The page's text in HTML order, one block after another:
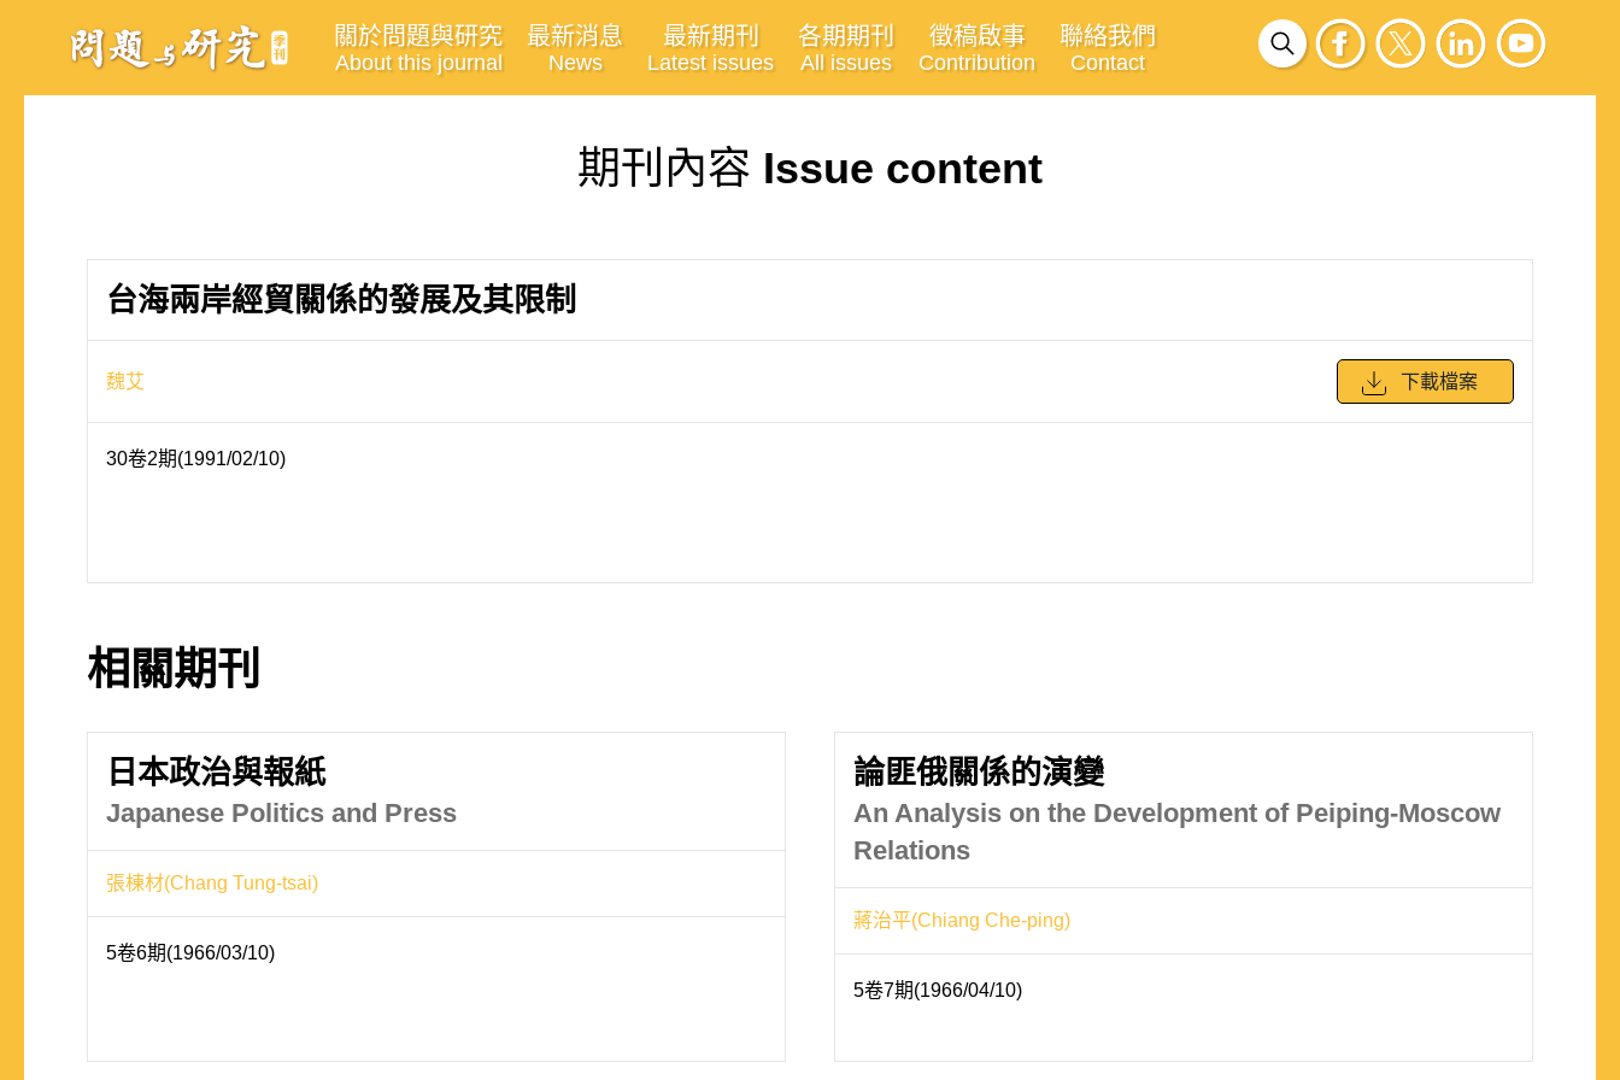
關於問題與研究
About this journal
最新消息
News
最新期刊
Latest issues
各期期刊
All issues
徵稿啟事
Contribution
聯絡我們
Contact
期刊內容 Issue content
台海兩岸經貿關係的發展及其限制
魏艾 下載檔案
30卷2期(1991/02/10)
相關期刊
日本政治與報紙
Japanese Politics and Press
張棟材(Chang Tung-tsai)
5卷6期(1966/03/10)
論匪俄關係的演變
An Analysis on the Development of Peiping-Moscow
Relations
蔣治平(Chiang Che-ping)
5卷7期(1966/04/10)